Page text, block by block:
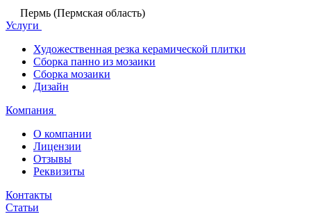
Пермь (Пермская область)
Услуги
Художественная резка керамической плитки
Сборка панно из мозаики
Сборка мозаики
Дизайн
Компания
О компании
Лицензии
Отзывы
Реквизиты
Контакты
Статьи